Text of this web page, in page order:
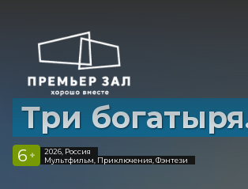
Три
6 +
2026, Россия
Мультфильм, Приключения, Фэнтези